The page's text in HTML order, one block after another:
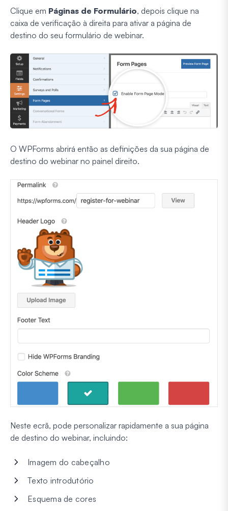
Clique em Páginas de Formulário, depois clique na
caixa de verificação à direita para ativar a página de
destino do seu formulário de webinar.
O WPForms abrirá então as definições da sua página de
destino do webinar no painel direito.
Neste ecrã, pode personalizar rapidamente a sua página
de destino do webinar, incluindo:
Imagem do cabeçalho
Texto introdutório
Esquema de cores